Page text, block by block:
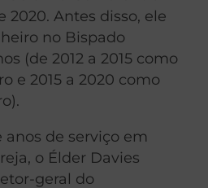
2020. Antes disso, ele
no Bispado
(de 2012 a 2015 como
e 2015 a 2020 como
anos de serviço em
o Élder Davies
geral do